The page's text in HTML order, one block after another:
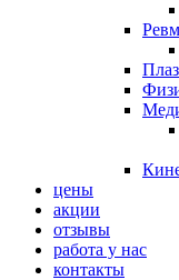
цены
акции
отзывы
работа у нас
контакты